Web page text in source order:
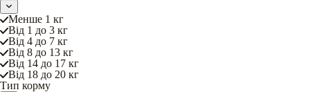
Менше 1 кг
Від 1 до 3 кг
Від 4 до 7 кг
Від 8 до 13 кг
Від 14 до 17 кг
Від 18 до 20 кг
Тип корму